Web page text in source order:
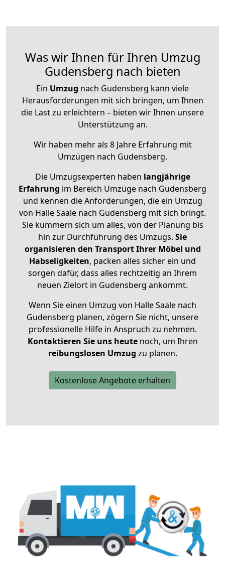
Was wir Ihnen für Ihren Umzug
Gudensberg nach bieten
Ein Umzug nach Gudensberg kann viele
Herausforderungen mit sich bringen, um Ihnen
die Last zu erleichtern – bieten wir Ihnen unsere
Unterstützung an.
Wir haben mehr als 8 Jahre Erfahrung mit
Umzügen nach Gudensberg.
Die Umzugsexperten haben langjährige
Erfahrung im Bereich Umzüge nach Gudensberg
und kennen die Anforderungen, die ein Umzug
von Halle Saale nach Gudensberg mit sich bringt.
Sie kümmern sich um alles, von der Planung bis
hin zur Durchführung des Umzugs. Sie
organisieren den Transport Ihrer Möbel und
Habseligkeiten, packen alles sicher ein und
sorgen dafür, dass alles rechtzeitig an Ihrem
neuen Zielort in Gudensberg ankommt.
Wenn Sie einen Umzug von Halle Saale nach
Gudensberg planen, zögern Sie nicht, unsere
professionelle Hilfe in Anspruch zu nehmen.
Kontaktieren Sie uns heutenoch, um Ihren
reibungslosen Umzug zu planen.
Kostenlose Angebote erhalten